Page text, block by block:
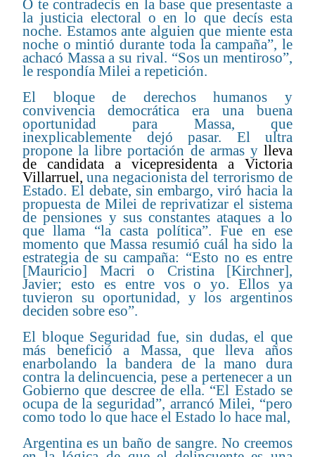
O te contradecís en la base que presentaste a
la justicia electoral o en lo que decís esta
noche. Estamos ante alguien que miente esta
noche o mintió durante toda la campaña”, le
achacó Massa a su rival. “Sos un mentiroso”,
le respondía Milei a repetición.
El bloque de derechos humanos y
convivencia democrática era una buena
oportunidad para Massa, que
inexplicablemente dejó pasar. El ultra
propone la libre portación de armas y lleva
de candidata a vicepresidenta a Victoria
Villarruel, una negacionista del terrorismo de
Estado. El debate, sin embargo, viró hacia la
propuesta de Milei de reprivatizar el sistema
de pensiones y sus constantes ataques a lo
que llama “la casta política”. Fue en ese
momento que Massa resumió cuál ha sido la
estrategia de su campaña: “Esto no es entre
[Mauricio] Macri o Cristina [Kirchner],
Javier; esto es entre vos o yo. Ellos ya
tuvieron su oportunidad, y los argentinos
deciden sobre eso”.
El bloque Seguridad fue, sin dudas, el que
más benefició a Massa, que lleva años
enarbolando la bandera de la mano dura
contra la delincuencia, pese a pertenecer a un
Gobierno que descree de ella. “El Estado se
ocupa de la seguridad”, arrancó Milei, “pero
como todo lo que hace el Estado lo hace mal,
Argentina es un baño de sangre. No creemos